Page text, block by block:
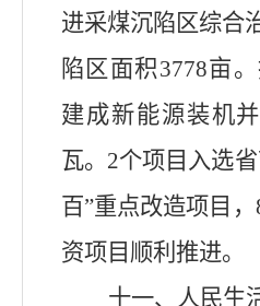
进采煤沉陷区综合
陷区面积3778亩。
建成新能源装机并
瓦。2个项目 入选
百”重点改造项目
资项目顺利推进。
十一、人民生